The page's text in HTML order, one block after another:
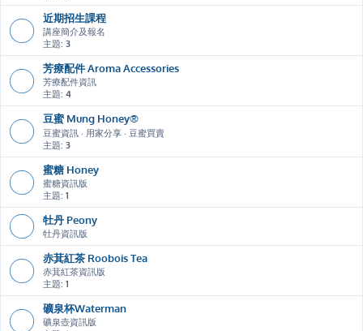
近期招生課程
講座簡介及報名
主題: 3
芳療配件 Aroma Accessories
芳療配件資訊
主題: 4
豆蜜 Mung Honey®
豆蜜資訊 ‧ 用家分享 ‧ 豆蜜買賣
主題: 3
蜜糖 Honey
蜜糖資訊版
主題: 1
牡丹 Peony
牡丹資訊版
赤萁紅茶 Roobois Tea
赤萁紅茶資訊版
主題: 1
礦泉杯Waterman
礦泉壺資訊版